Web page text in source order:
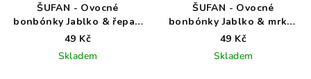
ŠUFAN - Ovocné
bonbónky Jablko & řepa -
30 g
49 Kč
Skladem
ŠUFAN - Ovocné
bonbónky Jablko & mrkev
- 30 g
49 Kč
Skladem